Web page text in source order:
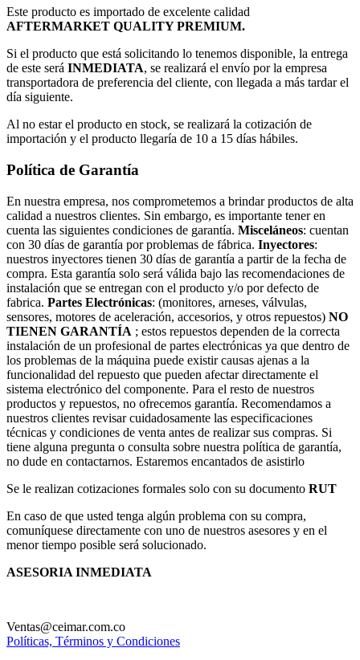
Este producto es importado de excelente calidad
AFTERMARKET QUALITY PREMIUM.
Si el producto que está solicitando lo tenemos disponible, la entrega
de este será INMEDIATA, se realizará el envío por la empresa
transportadora de preferencia del cliente, con llegada a más tardar el
día siguiente.
Al no estar el producto en stock, se realizará la cotización de
importación y el producto llegaría de 10 a 15 días hábiles.
Política de Garantía
En nuestra empresa, nos comprometemos a brindar productos de alta
calidad a nuestros clientes. Sin embargo, es importante tener en
cuenta las siguientes condiciones de garantía. Misceláneos: cuentan
con 30 días de garantía por problemas de fábrica. Inyectores:
nuestros inyectores tienen 30 días de garantía a partir de la fecha de
compra. Esta garantía solo será válida bajo las recomendaciones de
instalación que se entregan con el producto y/o por defecto de
fabrica. Partes Electrónicas: (monitores, arneses, válvulas,
sensores, motores de aceleración, accesorios, y otros repuestos) NO
TIENEN GARANTÍA ; estos repuestos dependen de la correcta
instalación de un profesional de partes electrónicas ya que dentro de
los problemas de la máquina puede existir causas ajenas a la
funcionalidad del repuesto que pueden afectar directamente el
sistema electrónico del componente. Para el resto de nuestros
productos y repuestos, no ofrecemos garantía. Recomendamos a
nuestros clientes revisar cuidadosamente las especificaciones
técnicas y condiciones de venta antes de realizar sus compras. Si
tiene alguna pregunta o consulta sobre nuestra política de garantía,
no dude en contactarnos. Estaremos encantados de asistirlo
Se le realizan cotizaciones formales solo con su documento RUT
En caso de que usted tenga algún problema con su compra,
comuníquese directamente con uno de nuestros asesores y en el
menor tiempo posible será solucionado.
ASESORIA INMEDIATA
Ventas@ceimar.com.co
Políticas, Términos y Condiciones